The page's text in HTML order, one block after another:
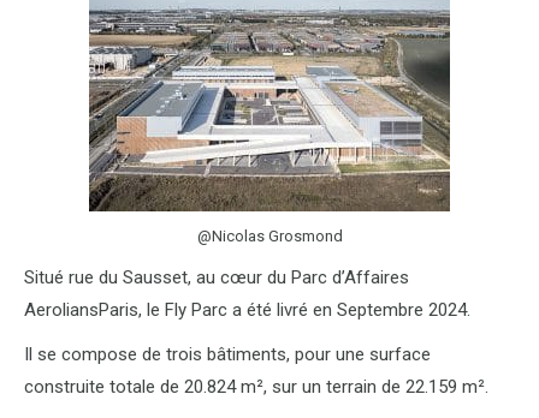
@Nicolas Grosmond
Situé rue du Sausset, au cœur du Parc d’Affaires
AeroliansParis, le Fly Parc a été livré en Septembre 2024.
Il se compose de trois bâtiments, pour une surface
construite totale de 20.824 m², sur un terrain de 22.159 m².